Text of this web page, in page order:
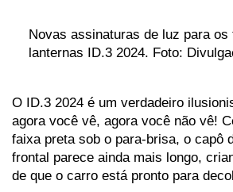
Novas assinaturas de luz para os
lanternas ID.3 2024. Foto:
O ID.3 2024 é um verdadeiro
agora você vê, agora você não vê!
faixa preta sob o para-brisa, o capô
frontal parece ainda mais longo,
de que o carro está pronto para